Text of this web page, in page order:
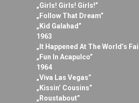
„Girls! Girls! Girls!”
„Follow That Dream”
„Kid Galahad”
1963
„It Happened At The World’s
„Fun In Acapulco”
1964
„Viva Las Vegas”
„Kissin’ Cousins”
„Roustabout”